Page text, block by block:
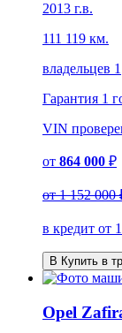
2013 г.в.
111 119 км.
владельцев 1
Гарантия 1
VIN
от 864 000 ₽
от1 152 000
в кредит от
В Купить в
Opel